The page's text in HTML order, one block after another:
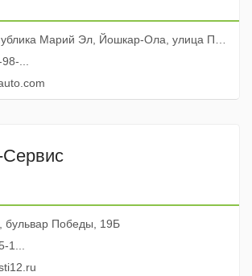
Марий Эл, Йошкар-Ола, улица Прохорова, 37Б
...
бульвар Победы, 19Б
1...